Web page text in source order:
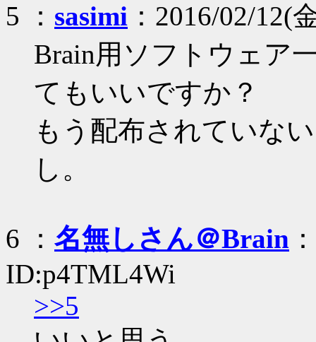
5 ： sasimi ：2016/02/12(
Brain用ソフトウェア
てもいいですか？
もう配布されていな
し。
6 ： 名無しさん＠Brain
ID:p4TML4Wi
>>5